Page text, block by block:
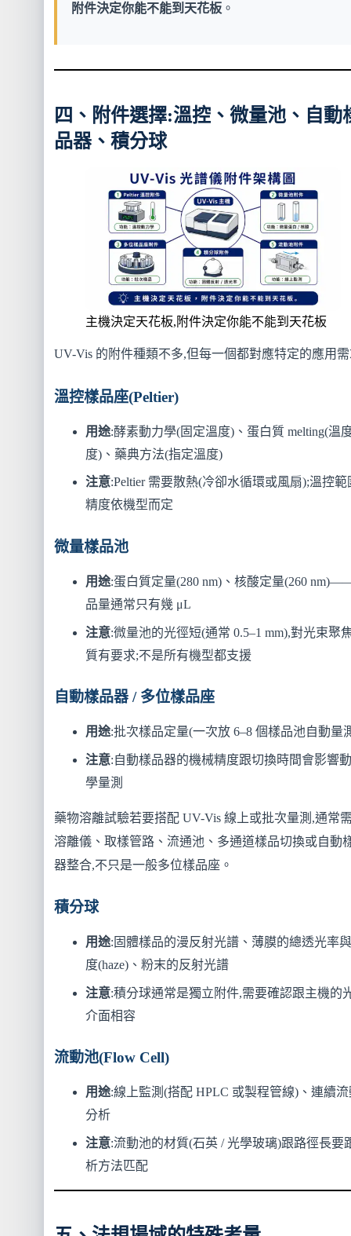
附件決定你能不能到天花板。
四、附件選擇:溫控、微量池、自動
品器、積分球
主機決定天花板,附件決定你能不能到天花板
UV-Vis 的附件種類不多,但每一個都對應特定的應用
溫控樣品座(Peltier)
用途:酵素動力學(固定溫度)、蛋白質 melting(溫
度)、藥典方法(指定溫度)
注意:Peltier 需要散熱(冷卻水循環或風扇);溫控範
精度依機型而定
微量樣品池
用途:蛋白質定量(280 nm)、核酸定量(260
品量通常只有幾 μL
注意:微量池的光徑短(通常 0.5–1 mm),對光束聚
質有要求;不是所有機型都支援
自動樣品器 / 多位樣品座
用途:批次樣品定量(一次放 6–8 個樣品池自動量
注意:自動樣品器的機械精度跟切換時間會影響
學量測
藥物溶離試驗若要搭配 UV-Vis 線上或批次量測,通常
溶離儀、取樣管路、流通池、多通道樣品切換或自動
器整合,不只是一般多位樣品座。
積分球
用途:固體樣品的漫反射光譜、薄膜的總透光率
度(haze)、粉末的反射光譜
注意:積分球通常是獨立附件,需要確認跟主機的
介面相容
流動池(Flow Cell)
用途:線上監測(搭配 HPLC 或製程管線)、連續流
分析
注意:流動池的材質(石英 / 光學玻璃)跟路徑長要
析方法匹配